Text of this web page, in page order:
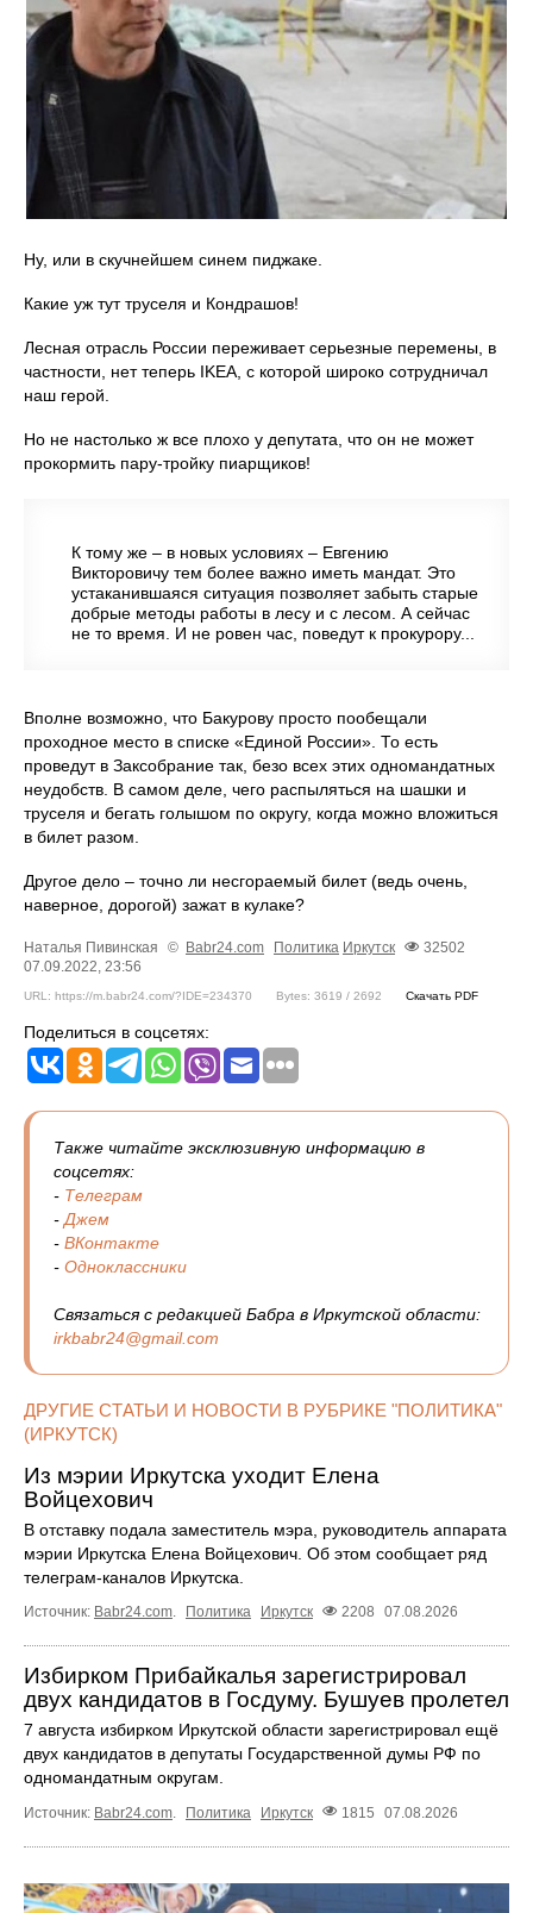
Ну, или в скучнейшем синем пиджаке.
Какие уж тут труселя и Кондрашов!
Лесная отрасль России переживает серьезные перемены, в
частности, нет теперь IKEA, с которой широко сотрудничал
наш герой.
Но не настолько ж все плохо у депутата, что он не может
прокормить пару-тройку пиарщиков!
К тому же – в новых условиях – Евгению
Викторовичу тем более важно иметь мандат. Это
устаканившаяся ситуация позволяет забыть старые
добрые методы работы в лесу и с лесом. А сейчас
не то время. И не ровен час, поведут к прокурору...
Вполне возможно, что Бакурову просто пообещали
проходное место в списке «Единой России». То есть
проведут в Заксобрание так, безо всех этих одномандатных
неудобств. В самом деле, чего распыляться на шашки и
труселя и бегать голышом по округу, когда можно вложиться
в билет разом.
Другое дело – точно ли несгораемый билет (ведь очень,
наверное, дорогой) зажат в кулаке?
Наталья Пивинская © Babr24.com Политика Иркутск
32502
07.09.2022, 23:56
URL: https://m.babr24.com/?IDE=234370 Bytes: 3619 / 2692 Скачать PDF
Поделиться в соцсетях:
Также читайте эксклюзивную информацию в
соцсетях:
- Телеграм
-Джем
- ВКонтакте
- Одноклассники
Связаться с редакцией Бабра в Иркутской области:
irkbabr24@gmail.com
ДРУГИЕ СТАТЬИ И НОВОСТИ В РУБРИКЕ "ПОЛИТИКА"
(ИРКУТСК)
Из мэрии Иркутска уходит Елена
Войцехович
В отставку подала заместитель мэра, руководитель аппарата
мэрии Иркутска Елена Войцехович. Об этом сообщает ряд
телеграм‑каналов Иркутска.
Источник: Babr24.com. Политика Иркутск 2208 07.08.2026
Избирком Прибайкалья зарегистрировал
двух кандидатов в Госдуму. Бушуев пролетел
7 августа избирком Иркутской области зарегистрировал ещё
двух кандидатов в депутаты Государственной думы РФ по
одномандатным округам.
Источник: Babr24.com Политика Иркутск 1815 07.08.2026